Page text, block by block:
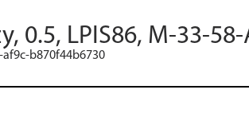
0.5, LPIS86, M-33-
af9c-b870f44b6730